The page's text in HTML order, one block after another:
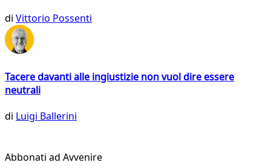
di Vittorio Possenti
Tacere davanti alle ingiustizie non vuol dire essere
neutrali
di Luigi Ballerini
Abbonati ad Avvenire